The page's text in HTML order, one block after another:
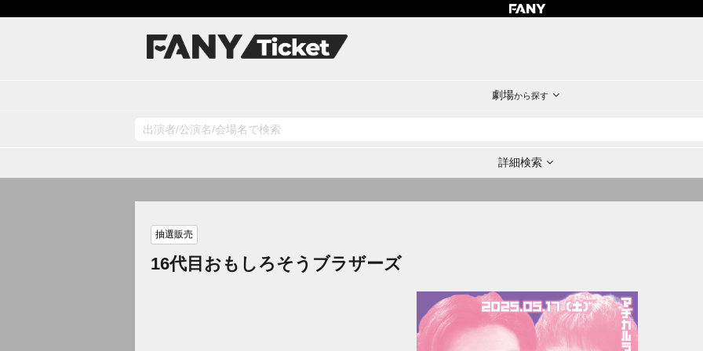
劇場から探す
詳細検索
抽選販売
16代目おもしろそうブラザーズ